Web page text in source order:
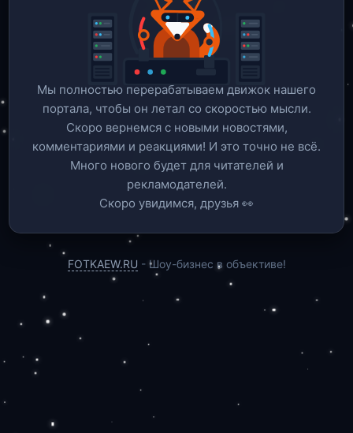
Мы полностью перерабатываем движок нашего
портала, чтобы он летал со скоростью мысли.
Скоро вернемся c новыми новостями,
комментариями и реакциями! И это точно не всё.
Много нового будет для читателей и
рекламодателей.
Скоро увидимся, друзья 👀
FOTKAEW.RU - Шоу-бизнес в объективе!